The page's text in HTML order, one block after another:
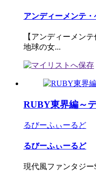
アンディーメンテ
【アンディーメン
地球の女...
RUBY東界編～
るびーふぃーるど
るびーふぃーるど
現代風ファンタジー